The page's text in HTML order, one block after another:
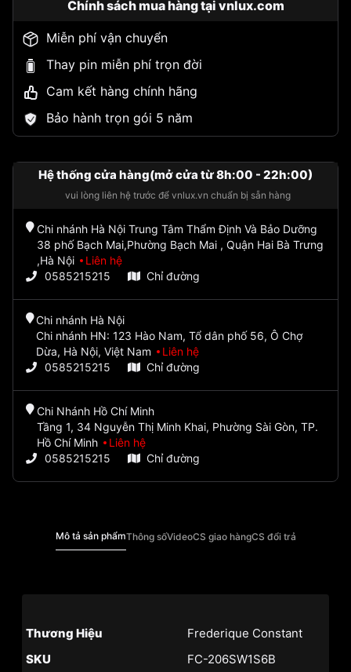
Chính sách mua hàng tại vnlux.com
Miễn phí vận chuyển
Thay pin miễn phí trọn đời
Cam kết hàng chính hãng
Bảo hành trọn gói 5 năm
Hệ thống cửa hàng(mở cửa từ 8h:00 - 22h:00)
vui lòng liên hệ trước để vnlux.vn chuẩn bị sẵn hàng
Chi nhánh Hà Nội Trung Tâm Thẩm Định Và Bảo Dưỡng
38 phố Bạch Mai,Phường Bạch Mai , Quận Hai Bà Trưng
,Hà Nội
Liên hệ
0585215215
Chỉ đường
Chi nhánh Hà Nội
Chi nhánh HN: 123 Hào Nam, Tổ dân phố 56, Ô Chợ
Dừa, Hà Nội, Việt Nam
Liên hệ
0585215215
Chỉ đường
Chi Nhánh Hồ Chí Minh
Tầng 1, 34 Nguyễn Thị Minh Khai, Phường Sài Gòn, TP.
Hồ Chí Minh
Liên hệ
0585215215
Chỉ đường
Mô tả sản phẩmThông sốVideoCS giao hàngCS đổi trả
Thương Hiệu
Frederique Constant
SKU
FC-206SW1S6B